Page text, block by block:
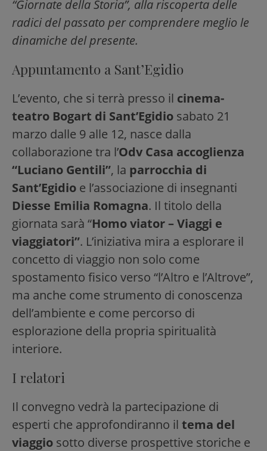
“Giornate della Storia”, alla riscoperta delle
radici del passato per comprendere meglio le
dinamiche del presente.
Appuntamento a Sant’Egidio
L’evento, che si terrà presso il cinema-
teatro Bogart di Sant’Egidio sabato 21
marzo dalle 9 alle 12, nasce dalla
collaborazione tra l’Odv Casa accoglienza
“Luciano Gentili”, la parrocchia di
Sant’Egidio e l’associazione di insegnanti
Diesse Emilia Romagna. Il titolo della
giornata sarà “Homo viator – Viaggi e
viaggiatori”. L’iniziativa mira a esplorare il
concetto di viaggio non solo come
spostamento fisico verso “l’Altro e l’Altrove”,
ma anche come strumento di conoscenza
dell’ambiente e come percorso di
esplorazione della propria spiritualità
interiore.
I relatori
Il convegno vedrà la partecipazione di
esperti che approfondiranno il tema del
viaggio sotto diverse prospettive storiche e